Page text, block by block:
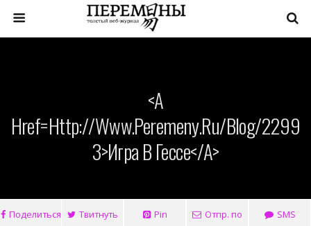
<a
Href=http://www.peremeny.ru/blog/2299
3>Игра В Гессе</a>
Поделиться Твитнуть Pin
Отпр. по
SMS